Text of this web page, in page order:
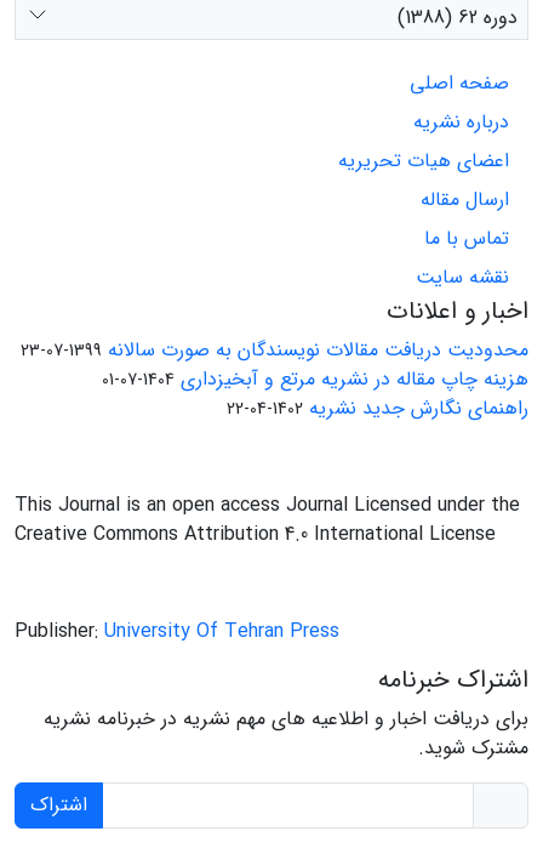
دوره 62 (1388)
صفحه اصلی
درباره نشریه
اعضای هیات تحریریه
ارسال مقاله
تماس با ما
نقشه سایت
اخبار و اعلانات
محدودیت دریافت مقالات نویسندگان به صورت سالانه 1399-07-23
هزینه چاپ مقاله در نشریه مرتع و آبخیزداری 1404-07-01
راهنمای نگارش جدید نشریه 1402-04-22
This Journal is an open access Journal Licensed under the
Creative Commons Attribution 4.0 International License
Publisher: University Of Tehran Press
اشتراک خبرنامه
برای دریافت اخبار و اطلاعیه های مهم نشریه در خبرنامه نشریه
مشترک شوید.
اشتراک